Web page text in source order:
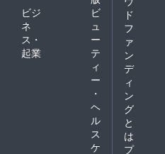
ビジ
ネ
ス・
起業
ビ
ュ
ー
テ
ィ
ー
・
ヘ
ル
ス
ケ
ド
フ
ァ
ン
デ
ィ
ン
グ
と
は
プ